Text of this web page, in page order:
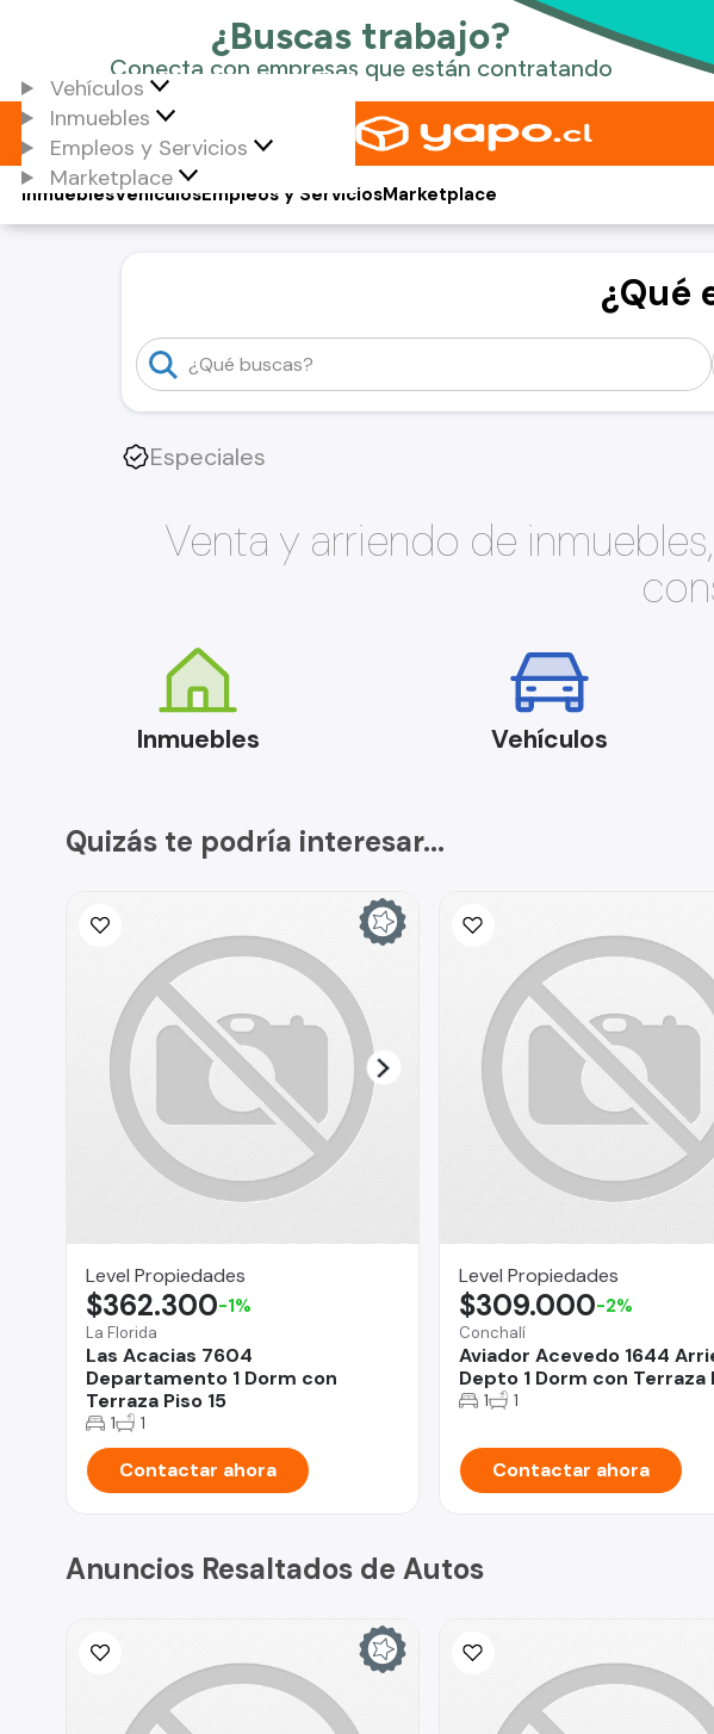
Vehículos
Inmuebles
Empleos y Servicios
Marketplace
Vehículos
Inmuebles Empleos y ServiciosMarketplace
¿Qué
Especiales
Venta y arriendo de
Inmuebles Vehículos
Quizás te podría interesar...
Level Propiedades
La Florida
Las Acacias 7604
Departamento 1 Dorm con
Terraza Piso 15
$362.300-1%
1 1
Contactar ahora
Level Propiedades
Conchalí
Aviador Acevedo 1644
Depto 1 Dorm con Terraza
$309.000-2%
1 1
Contactar ahora
Anuncios Resaltados de Autos